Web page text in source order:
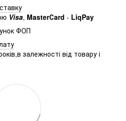
Visa, MasterСard - LiqPay
ФОП
залежності від товару і